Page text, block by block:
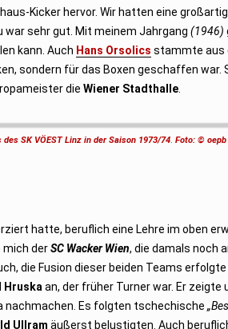
Kicker hervor. Wir hatten eine
war sehr gut. Mit meinem Jahrgang (1946)
kann. Auch Hans Orsolics stammte aus
sondern für das Boxen geschaffen war.
dieWiener Stadthalle
SK VÖEST Linz in der Saison 1973/74. Foto: © oepb
hatte, beruflich eine Lehre im oben
mich derSC Wacker Wien, die damals noch
die Fusion dieser beiden Teams
Hruska an, der früher Turner war. Er zeigte
nachmachen. Es folgten tschechische
Ullram äußerst belustigten. Auch